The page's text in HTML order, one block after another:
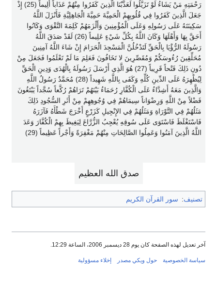
رَحْمَتِهِ مَنْ يَشَاءُ لَوْ تَزَيَّلُوا لَعَذَّبْنَا الَّذِينَ كَفَرُوا مِنْهُمْ عَذَاباً أَلِيماً (25) إِذْ
جَعَلَ الَّذِينَ كَفَرُوا فِي قُلُوبِهِمْ الْحَمِيَّةَ حَمِيَّةَ الْجَاهِلِيَّةِ فَأَنْزَلَ اللَّهُ
سَكِينَتَهُ عَلَى رَسُولِهِ وَعَلَى الْمُؤْمِنِينَ وَأَلْزَمَهُمْ كَلِمَةَ التَّقْوَى وَكَانُوا
أَحَقَّ بِهَا وَأَهْلَهَا وَكَانَ اللَّهُ بِكُلِّ شَيْءٍ عَلِيماً (26) لَقَدْ صَدَقَ اللَّهُ
رَسُولَهُ الرُّؤْيَا بِالْحَقِّ لَتَدْخُلُنَّ الْمَسْجِدَ الْحَرَامَ إِنْ شَاءَ اللَّهُ آمِنِينَ
مُحَلِّقِينَ رُءُوسَكُمْ وَمُقَصِّرِينَ لا تَخَافُونَ فَعَلِمَ مَا لَمْ تَعْلَمُوا فَجَعَلَ مِنْ
دُونِ ذَلِكَ فَتْحاً قَرِيباً (27) هُوَ الَّذِي أَرْسَلَ رَسُولَهُ بِالْهُدَى وَدِينِ الْحَقِّ
لِيُظْهِرَهُ عَلَى الدِّينِ كُلِّهِ وَكَفَى بِاللَّهِ شَهِيداً (28) مُحَمَّدٌ رَسُولُ اللَّهِ
وَالَّذِينَ مَعَهُ أَشِدَّاءُ عَلَى الْكُفَّارِ رُحَمَاءُ بَيْنَهُمْ تَرَاهُمْ رُكَّعاً سُجَّداً يَبْتَغُونَ
فَضْلاً مِنْ اللَّهِ وَرِضْوَاناً سِيمَاهُمْ فِي وُجُوهِهِمْ مِنْ أَثَرِ السُّجُودِ ذَلِكَ
مَثَلُهُمْ فِي التَّوْرَاةِ وَمَثَلُهُمْ فِي الإِنْجِيلِ كَزَرْعٍ أَخْرَجَ شَطْأَهُ فَآزَرَهُ
فَاسْتَغْلَظَ فَاسْتَوَى عَلَى سُوقِهِ يُعْجِبُ الزُّرَّاعَ لِيَغِيظَ بِهِمْ الْكُفَّارَ وَعَدَ
اللَّهُ الَّذِينَ آمَنُوا وَعَمِلُوا الصَّالِحَاتِ مِنْهُمْ مَغْفِرَةً وَأَجْراً عَظِيماً (29)
صدق الله العظيم
تصنيف: سور القرآن الكريم
آخر تعديل لهذه الصفحة كان يوم 28 ديسمبر 2006، الساعة 12:29.
سياسة الخصوصية حول ويكي مصدر إخلاء مسؤولية